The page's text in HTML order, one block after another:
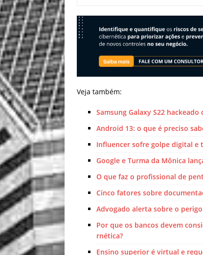
Veja também:
Samsung Galaxy S22
Android 13: o que é preciso
Influencer sofre golpe digital e
Google e Turma da Mônica
O que faz o profissional de
Cinco fatores sobre
Advogado alerta sobre o
Por que os bancos devem
rnética?
Ensino superior é virtual e